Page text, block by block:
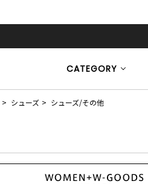
CATEGORY
シューズ シューズ/その他